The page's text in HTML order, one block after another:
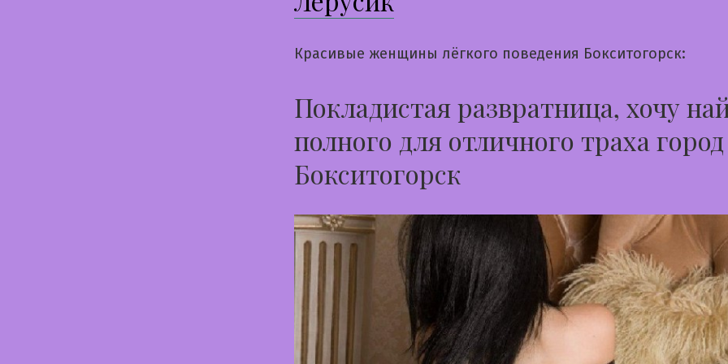
Красивые женщины лёгкого поведения Бокситогорск:
Покладистая развратница, хочу
полного для отличного траха город
Бокситогорск